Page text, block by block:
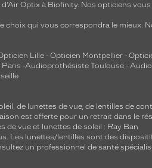
Optix à Biofinity. Nos opticiens
choix qui vous correspondra le mieux.
Lille - Opticien Montpellier -
-Audioprothésiste Toulouse -
de lunettes de vue, de lentilles de
est offerte pour un retrait dans le
de vue et lunettes de soleil : Ray Ban
. Les lunettes/lentilles sont des
un professionnel de santé